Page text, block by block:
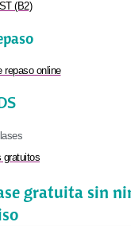
(B2)
repaso online
gratuitos
gratuita sin